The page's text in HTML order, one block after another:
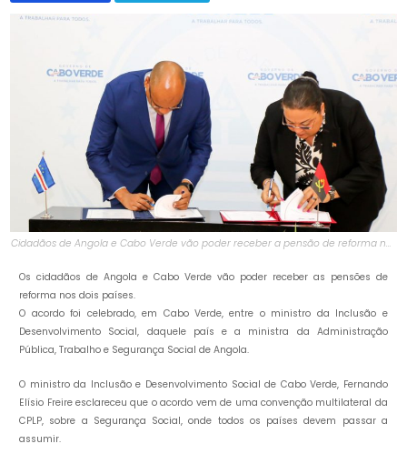
Cidadãos de Angola e Cabo Verde vão poder receber a pensão de reforma nos
Os cidadãos de Angola e Cabo Verde vão poder receber as pensões de
reforma nos dois países.
O acordo foi celebrado, em Cabo Verde, entre o ministro da Inclusão e
Desenvolvimento Social, daquele país e a ministra da Administração
Pública, Trabalho e Segurança Social de Angola.
O ministro da Inclusão e Desenvolvimento Social de Cabo Verde, Fernando
Elísio Freire esclareceu que o acordo vem de uma convenção multilateral da
CPLP, sobre a Segurança Social, onde todos os países devem passar a
assumir.